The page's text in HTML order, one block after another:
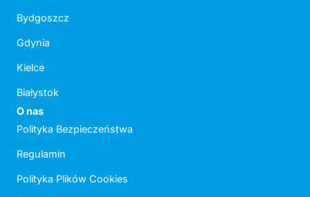
Bydgoszcz
Gdynia
Kielce
Białystok
O nas
Polityka Bezpieczeństwa
Regulamin
Polityka Plików Cookies